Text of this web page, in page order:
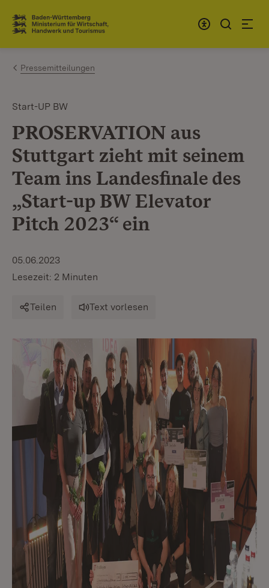
Zum Inhalt springen
Link zur Startseite
Pressemitteilungen
Start-UP BW
PROSERVATION aus
Stuttgart zieht mit seinem
Team ins Landesfinale des
„Start-up BW Elevator
Pitch 2023“ ein
05.06.2023
Lesezeit: 2 Minuten
Teilen Text vorlesen